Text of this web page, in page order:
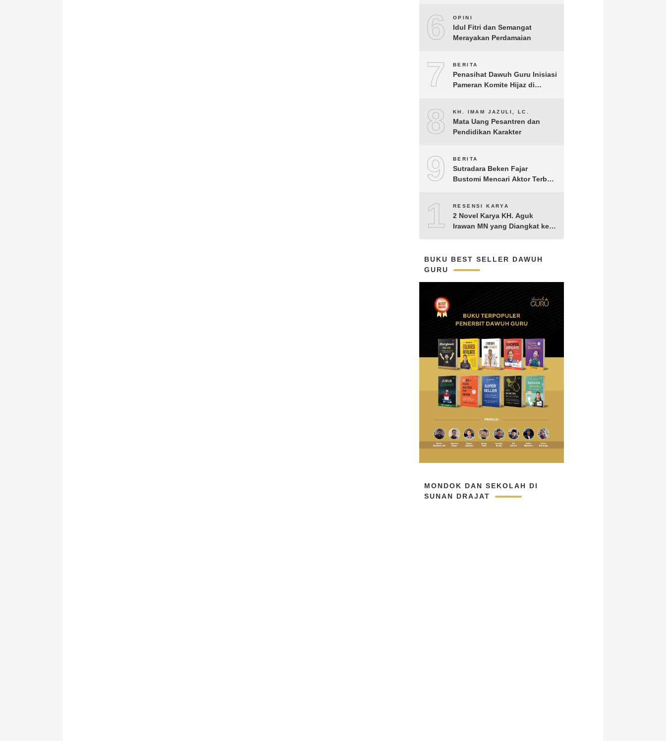
Perekonomian Rakyatnya
6 OPINI
Idul Fitri dan Semangat
Merayakan Perdamaian
7 BERITA
Penasihat Dawuh Guru Inisiasi
Pameran Komite Hijaz di
8 KH. IMAM JAZULI, LC.
Mata Uang Pesantren dan
Pendidikan Karakter
9 BERITA
Sutradara Beken Fajar
Bustomi Mencari Aktor Terbaik
KH. Hasyim Asy’ari karya KH.
Aguk Irawan MN
10RESENSI KARYA
2 Novel Karya KH. Aguk
Irawan MN yang Diangkat ke
BUKU BEST SELLER DAWUH
GURU
MONDOK DAN SEKOLAH DI
SUNAN DRAJAT